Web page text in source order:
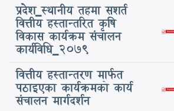
प्रदेश_स्थानीय तहमा सशर्त
वित्तीय हस्तान्तरित कृषि
विकास कार्यक्रम संचालन
कार्यविधि_२०७९
वित्तीय हस्तान्तरण मार्फत
पठाइएका कार्यक्रमको कार्य
संचालन मार्गदर्शन